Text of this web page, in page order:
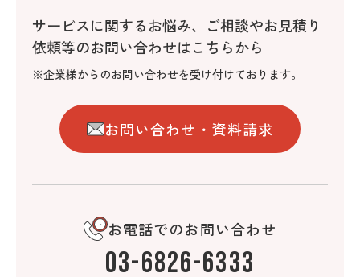
サービスに関するお悩み、
ご相談やお見積り
依頼等のお問い合わせはこちらから
※企業様からのお問い合わせを受け付けております。
お問い合わせ・資料請求
お電話でのお問い合わせ
03-6826-6333